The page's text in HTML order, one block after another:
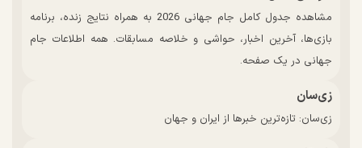
مشاهده جدول کامل جام جهانی 2026 به همراه نتایج زنده، برنامه
بازی‌ها، آخرین اخبار، حواشی و خلاصه مسابقات. همه اطلاعات جام
جهانی در یک صفحه.
زی‌سان
زی‌سان: تازه‌ترین خبرها از ایران و جهان